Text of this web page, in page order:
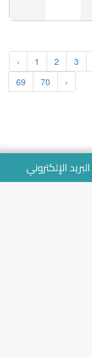
‹ 1 2 3
69
70 ›
البريد الإلكتروني